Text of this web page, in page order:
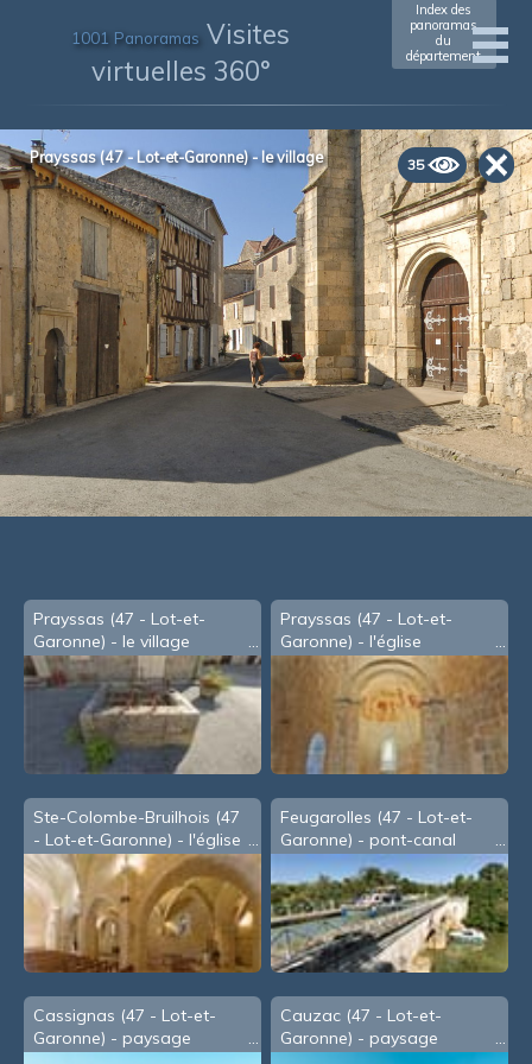
1001 Panoramas Visites
virtuelles 360°
Index des
panoramas
du
département
35
Prayssas (47 - Lot-et-Garonne) - le village
Prayssas (47 - Lot-et-
Garonne) - le village
Prayssas (47 - Lot-et-
Garonne) - l'église
Ste-Colombe-Bruilhois (47
- Lot-et-Garonne) - l'église
Feugarolles (47 - Lot-et-
Garonne) - pont-canal
Cassignas (47 - Lot-et-
Garonne) - paysage
Cauzac (47 - Lot-et-
Garonne) - paysage